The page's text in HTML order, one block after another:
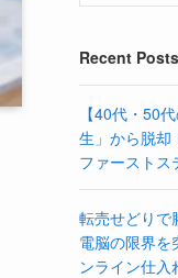
Recent Posts
【40代・50
生」から脱却
ファーストス
転売せどりで
電脳の限界を
ンライン仕入